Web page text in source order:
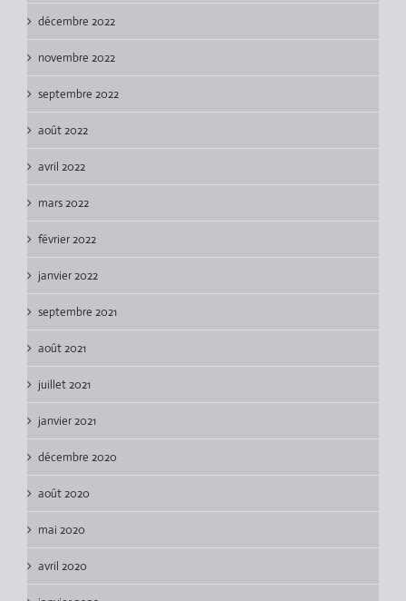
décembre 2022
novembre 2022
septembre 2022
août 2022
avril 2022
mars 2022
février 2022
janvier 2022
septembre 2021
août 2021
juillet 2021
janvier 2021
décembre 2020
août 2020
mai 2020
avril 2020